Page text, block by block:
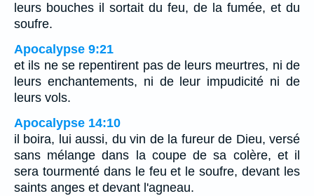
leurs bouches il sortait du feu, de la fumée, et du
soufre.
Apocalypse 9:21
et ils ne se repentirent pas de leurs meurtres, ni de
leurs enchantements, ni de leur impudicité ni de
leurs vols.
Apocalypse 14:10
il boira, lui aussi, du vin de la fureur de Dieu, versé
sans mélange dans la coupe de sa colère, et il
sera tourmenté dans le feu et le soufre, devant les
saints anges et devant l'agneau.